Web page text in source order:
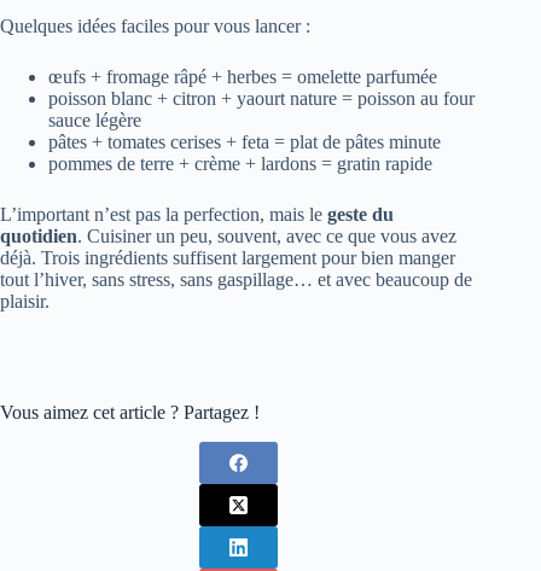
Quelques idées faciles pour vous lancer :
œufs + fromage râpé + herbes = omelette parfumée
poisson blanc + citron + yaourt nature = poisson au four
sauce légère
pâtes + tomates cerises + feta = plat de pâtes minute
pommes de terre + crème + lardons = gratin rapide
L’important n’est pas la perfection, mais le geste du
quotidien. Cuisiner un peu, souvent, avec ce que vous avez
déjà. Trois ingrédients suffisent largement pour bien manger
tout l’hiver, sans stress, sans gaspillage… et avec beaucoup de
plaisir.
Vous aimez cet article ? Partagez !